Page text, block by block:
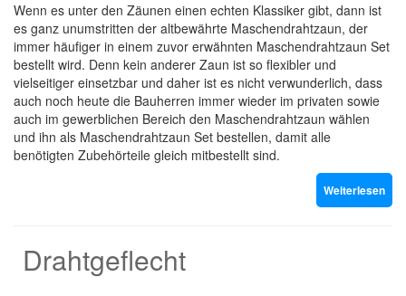
Wenn es unter den Zäunen einen echten Klassiker gibt, dann ist
es ganz unumstritten der altbewährte Maschendrahtzaun, der
immer häufiger in einem zuvor erwähnten Maschendrahtzaun Set
bestellt wird. Denn kein anderer Zaun ist so flexibler und
vielseitiger einsetzbar und daher ist es nicht verwunderlich, dass
auch noch heute die Bauherren immer wieder im privaten sowie
auch im gewerblichen Bereich den Maschendrahtzaun wählen
und ihn als Maschendrahtzaun Set bestellen, damit alle
benötigten Zubehörteile gleich mitbestellt sind.
Weiterlesen
Drahtgeflecht